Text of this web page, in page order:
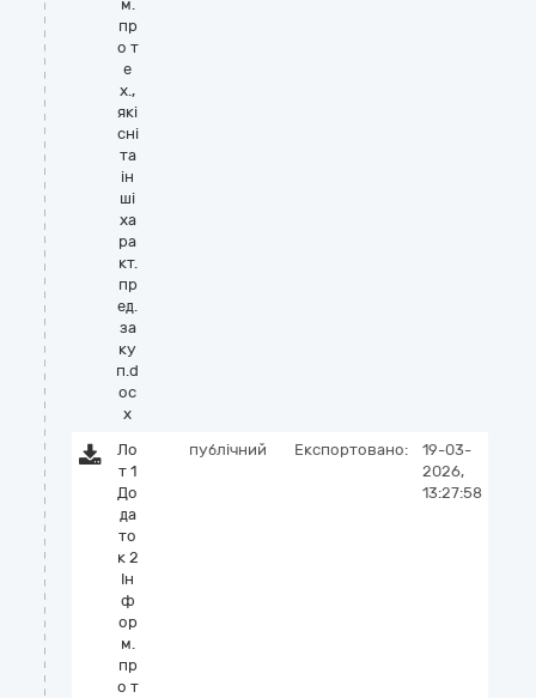
м.
пр
о т
е
х.,
які
сні
та
ін
ші
ха
ра
кт.
пр
ед.
за
ку
п.d
oc
x
Ло
т 1
До
да
то
к 2
Ін
ф
ор
м.
пр
о т
публічний Експортовано:
19-03-
2026,
13:27:58